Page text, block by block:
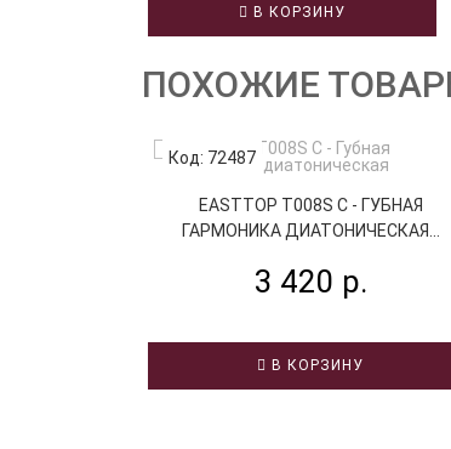
В КОРЗИНУ
ПОХОЖИЕ
Код: 72487
EASTTOP T008S C - ГУБНАЯ
ГАРМОНИКА ДИАТОНИЧЕСКАЯ...
3 420 р.
В КОРЗИНУ